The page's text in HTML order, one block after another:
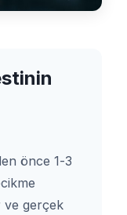
önce 1-3
ve gerçek